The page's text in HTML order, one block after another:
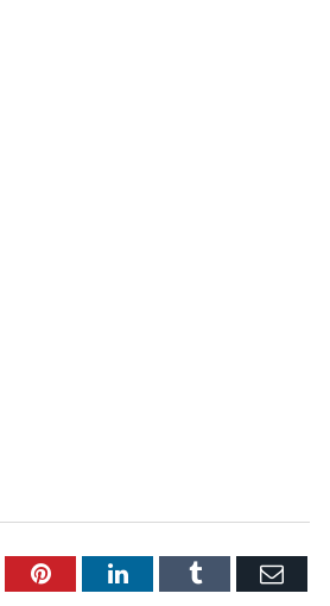
PinterestLinkedInTumblr Email